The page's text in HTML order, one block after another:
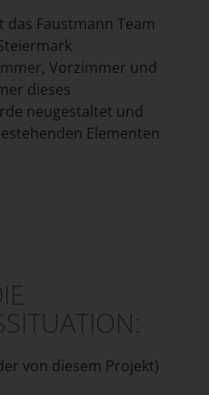
das Faustmann Team
Vorzimmer und
dieses
neugestaltet und
Elementen
von diesem Projekt)